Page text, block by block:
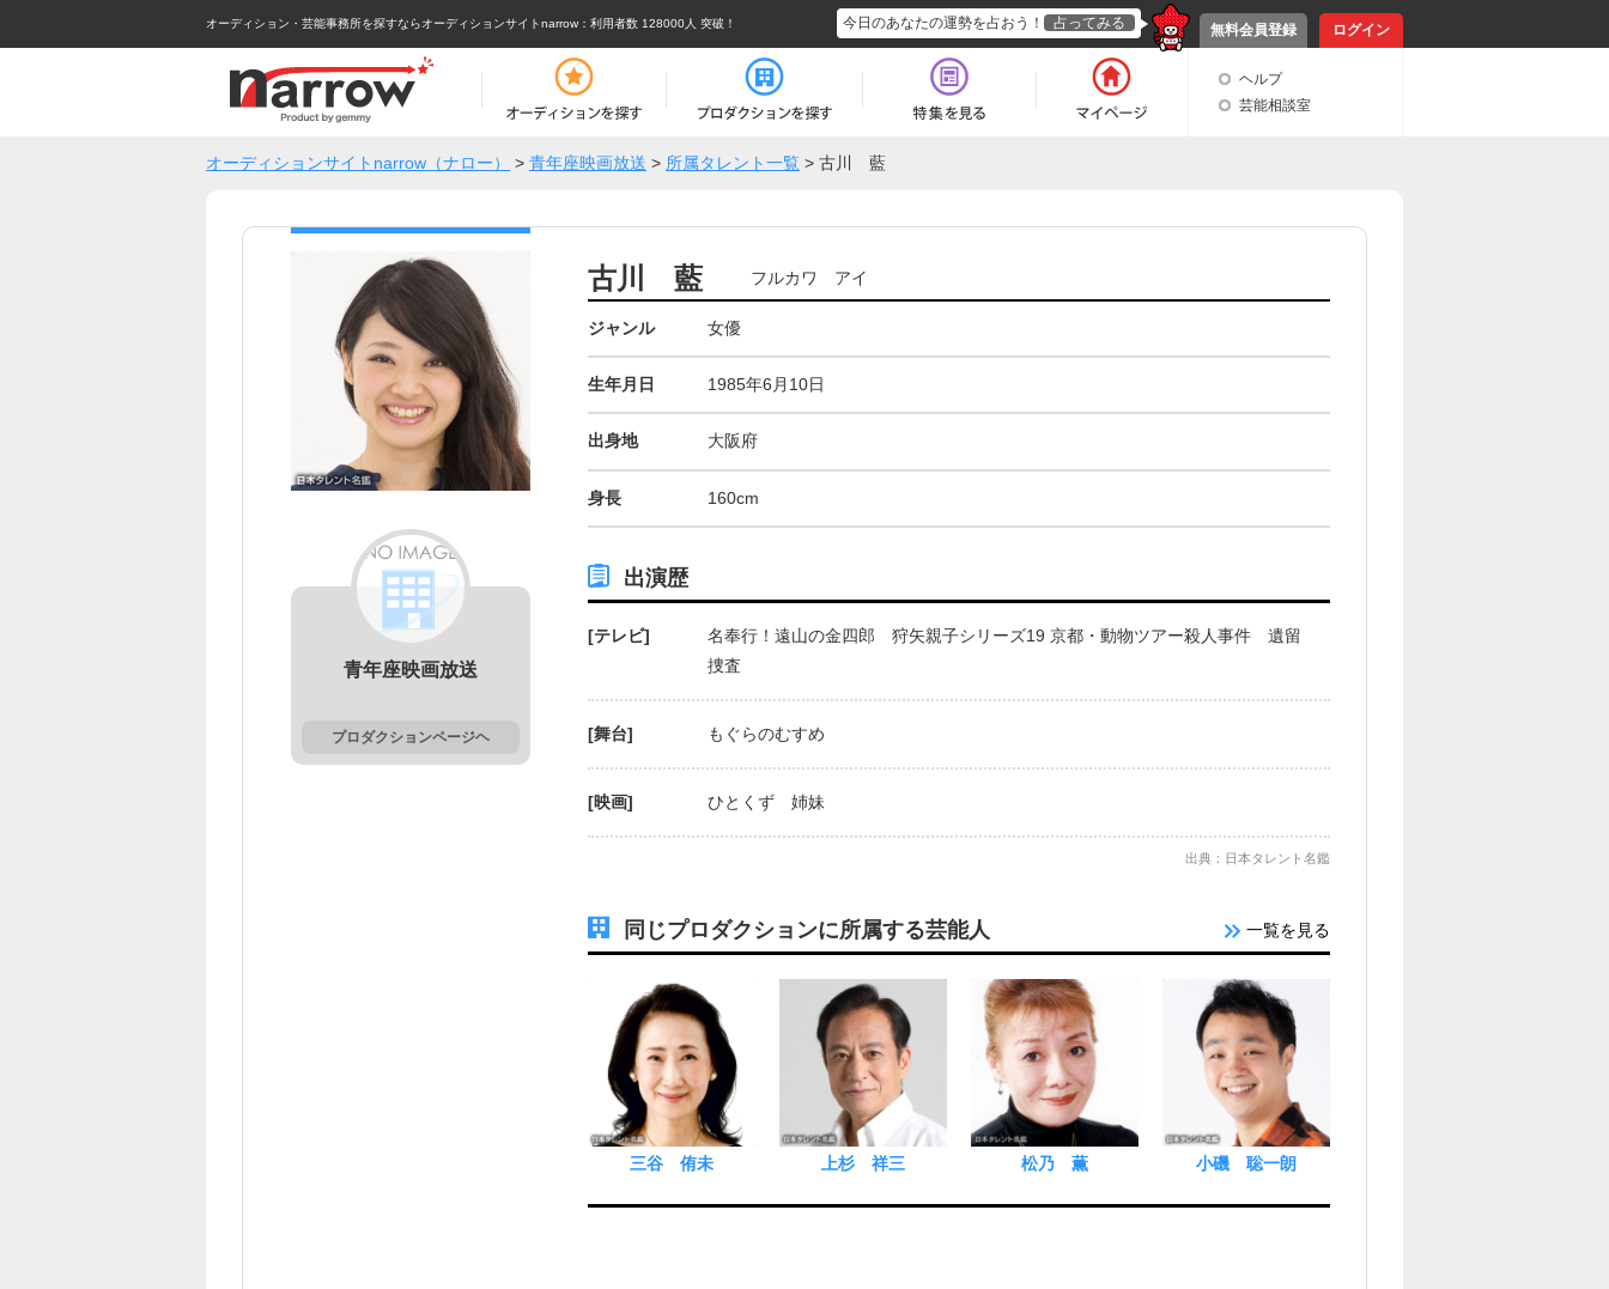
オーディション・芸能事務所を探すならオーディションサイトnarrow ：利用者数 128000人 突破！ 無料会員登録 ログイン
今日のあなたの運勢を占おう！ 占ってみる
ヘルプ
芸能相談室
オーディションサイトnarrow（ナロー） > 青年座映画放送 > 所属タレント一覧 > 古川 藍
青年座映画放送
プロダクションページヘ
古川 藍 フルカワ アイ
ジャンル 女優
生年月日 1985年6月10日
出身地 大阪府
身長 160cm
出演歴
[テレビ]
名奉行！遠山の金四郎 狩矢親子シリーズ19 京都・動物ツアー殺人事件 遺留
捜査
[舞台] もぐらのむすめ
[映画] ひとくず 姉妹
出典：日本タレント名鑑
同じプロダクションに所属する芸能人 一覧を見る
三谷 侑未 上杉 祥三 松乃 薫 小磯 聡一朗